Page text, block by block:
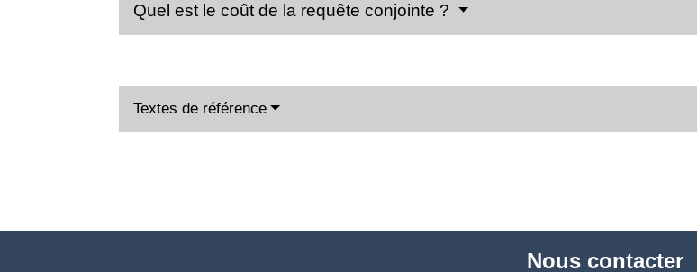
Quel est le coût de la requête conjointe ?
Textes de référence
Nous contacter